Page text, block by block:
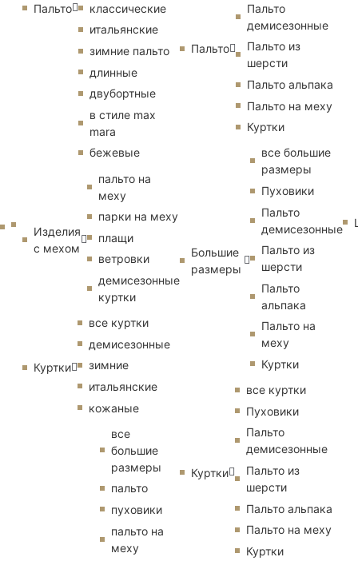
Пальто
классические
итальянские
зимние пальто
длинные
двубортные
в стиле max
mara
бежевые
Изделия
с мехом
пальто на
меху
парки на меху
плащи
ветровки
демисезонные
куртки
Куртки
все куртки
демисезонные
зимние
итальянские
кожаные
все
большие
размеры
пальто
пуховики
пальто на
меху
Пальто
Пальто
демисезонные
Пальто из
шерсти
Пальто альпака
Пальто на меху
Куртки
Большие
размеры
все большие
размеры
Пуховики
Пальто
демисезонные
Пальто из
шерсти
Пальто
альпака
Пальто на
меху
Куртки
Куртки
все куртки
Пуховики
Пальто
демисезонные
Пальто из
шерсти
Пальто альпака
Пальто на меху
Куртки